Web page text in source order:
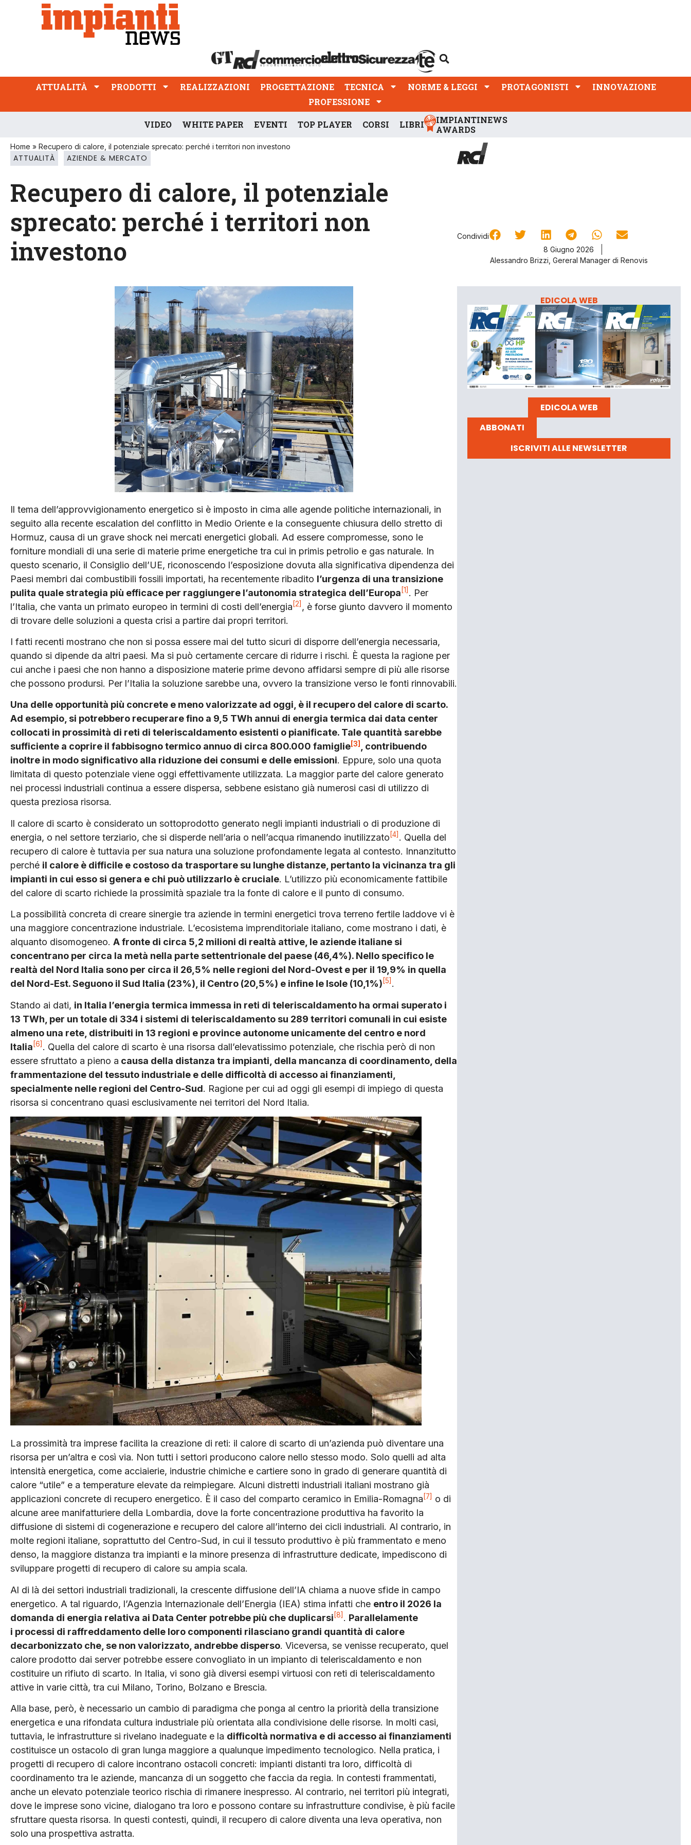
ATTUALITÀ PRODOTTI REALIZZAZIONI
PROFESSIONE
ATTUALITÀ PRODOTTI REALIZZAZIONI PROGETTAZIONE TECNICA NORME & LEGGI PROTAGONISTI
INNOVAZIONE
PROFESSIONE
VIDEO WHITE PAPER EVENTI TOP PLAYER CORSI LIBRI
IMPIANTINEWS
AWARDS
Home » Recupero di calore, il potenziale sprecato: perché i territori non investono
ATTUALITÀ AZIENDE & MERCATO
Recupero di calore, il potenziale
sprecato: perché i territori non
investono
Condividi
8 Giugno 2026
Alessandro Brizzi, Gereral Manager di Renovis
Il tema dell’approvvigionamento energetico si è imposto in cima alle agende politiche internazionali, in
seguito alla recente escalation del conflitto in Medio Oriente e la conseguente chiusura dello stretto di
Hormuz, causa di un grave shock nei mercati energetici globali. Ad essere compromesse, sono le
forniture mondiali di una serie di materie prime energetiche tra cui in primis petrolio e gas naturale. In
questo scenario, il Consiglio dell’UE, riconoscendo l’esposizione dovuta alla significativa dipendenza dei
Paesi membri dai combustibili fossili importati, ha recentemente ribadito l’urgenza di una transizione
pulita quale strategia più efficace per raggiungere l’autonomia strategica dell’Europa [1] . Per
l’Italia, che vanta un primato europeo in termini di costi dell’energia [2] , è forse giunto davvero il momento
di trovare delle soluzioni a questa crisi a partire dai propri territori.
I fatti recenti mostrano che non si possa essere mai del tutto sicuri di disporre dell’energia necessaria,
quando si dipende da altri paesi. Ma si può certamente cercare di ridurre i rischi. È questa la ragione per
cui anche i paesi che non hanno a disposizione materie prime devono affidarsi sempre di più alle risorse
che possono prodursi. Per l’Italia la soluzione sarebbe una, ovvero la transizione verso le fonti rinnovabili.
Una delle opportunità più concrete e meno valorizzate ad oggi, è il recupero del calore di scarto.
Ad esempio, si potrebbero recuperare fino a 9,5 TWh annui di energia termica dai data center
collocati in prossimità di reti di teleriscaldamento esistenti o pianificate. Tale quantità sarebbe
sufficiente a coprire il fabbisogno termico annuo di circa 800.000 famiglie[3] , contribuendo
inoltre in modo significativo alla riduzione dei consumi e delle emissioni. Eppure, solo una quota
limitata di questo potenziale viene oggi effettivamente utilizzata. La maggior parte del calore generato
nei processi industriali continua a essere dispersa, sebbene esistano già numerosi casi di utilizzo di
questa preziosa risorsa.
Il calore di scarto è considerato un sottoprodotto generato negli impianti industriali o di produzione di
energia, o nel settore terziario, che si disperde nell’aria o nell’acqua rimanendo inutilizzato [4] . Quella del
recupero di calore è tuttavia per sua natura una soluzione profondamente legata al contesto. Innanzitutto
perché il calore è difficile e costoso da trasportare su lunghe distanze, pertanto la vicinanza tra gli
impianti in cui esso si genera e chi può utilizzarlo è cruciale. L’utilizzo più economicamente fattibile
del calore di scarto richiede la prossimità spaziale tra la fonte di calore e il punto di consumo.
La possibilità concreta di creare sinergie tra aziende in termini energetici trova terreno fertile laddove vi è
una maggiore concentrazione industriale. L’ecosistema imprenditoriale italiano, come mostrano i dati, è
alquanto disomogeneo. A fronte di circa 5,2 milioni di realtà attive, le aziende italiane si
concentrano per circa la metà nella parte settentrionale del paese (46,4%). Nello specifico le
realtà del Nord Italia sono per circa il 26,5% nelle regioni del Nord-Ovest e per il 19,9% in quella
del Nord-Est. Seguono il Sud Italia (23%), il Centro (20,5%) e infine le Isole (10,1%) [5] .
Stando ai dati, in Italia l’energia termica immessa in reti di teleriscaldamento ha ormai superato i
13 TWh, per un totale di 334 i sistemi di teleriscaldamento su 289 territori comunali in cui esiste
almeno una rete, distribuiti in 13 regioni e province autonome unicamente del centro e nord
Italia [6] . Quella del calore di scarto è una risorsa dall’elevatissimo potenziale, che rischia però di non
essere sfruttato a pieno a causa della distanza tra impianti, della mancanza di coordinamento, della
frammentazione del tessuto industriale e delle difficoltà di accesso ai finanziamenti,
specialmente nelle regioni del Centro-Sud. Ragione per cui ad oggi gli esempi di impiego di questa
risorsa si concentrano quasi esclusivamente nei territori del Nord Italia.
La prossimità tra imprese facilita la creazione di reti: il calore di scarto di un’azienda può diventare una
risorsa per un’altra e così via. Non tutti i settori producono calore nello stesso modo. Solo quelli ad alta
intensità energetica, come acciaierie, industrie chimiche e cartiere sono in grado di generare quantità di
calore “utile” e a temperature elevate da reimpiegare. Alcuni distretti industriali italiani mostrano già
applicazioni concrete di recupero energetico. È il caso del comparto ceramico in Emilia-Romagna [7] o di
alcune aree manifatturiere della Lombardia, dove la forte concentrazione produttiva ha favorito la
diffusione di sistemi di cogenerazione e recupero del calore all’interno dei cicli industriali. Al contrario, in
molte regioni italiane, soprattutto del Centro-Sud, in cui il tessuto produttivo è più frammentato e meno
denso, la maggiore distanza tra impianti e la minore presenza di infrastrutture dedicate, impediscono di
sviluppare progetti di recupero di calore su ampia scala.
Al di là dei settori industriali tradizionali, la crescente diffusione dell’IA chiama a nuove sfide in campo
energetico. A tal riguardo, l’Agenzia Internazionale dell’Energia (IEA) stima infatti che entro il 2026 la
domanda di energia relativa ai Data Center potrebbe più che duplicarsi [8] . Parallelamente
i processi di raffreddamento delle loro componenti rilasciano grandi quantità di calore
decarbonizzato che, se non valorizzato, andrebbe disperso. Viceversa, se venisse recuperato, quel
calore prodotto dai server potrebbe essere convogliato in un impianto di teleriscaldamento e non
costituire un rifiuto di scarto. In Italia, vi sono già diversi esempi virtuosi con reti di teleriscaldamento
attive in varie città, tra cui Milano, Torino, Bolzano e Brescia.
Alla base, però, è necessario un cambio di paradigma che ponga al centro la priorità della transizione
energetica e una rifondata cultura industriale più orientata alla condivisione delle risorse. In molti casi,
tuttavia, le infrastrutture si rivelano inadeguate e la difficoltà normativa e di accesso ai finanziamenti
costituisce un ostacolo di gran lunga maggiore a qualunque impedimento tecnologico. Nella pratica, i
progetti di recupero di calore incontrano ostacoli concreti: impianti distanti tra loro, difficoltà di
coordinamento tra le aziende, mancanza di un soggetto che faccia da regia. In contesti frammentati,
anche un elevato potenziale teorico rischia di rimanere inespresso. Al contrario, nei territori più integrati,
dove le imprese sono vicine, dialogano tra loro e possono contare su infrastrutture condivise, è più facile
sfruttare questa risorsa. In questi contesti, quindi, il recupero di calore diventa una leva operativa, non
solo una prospettiva astratta.
EDICOLA WEB
EDICOLA WEB
ABBONATI
ISCRIVITI ALLE NEWSLETTER